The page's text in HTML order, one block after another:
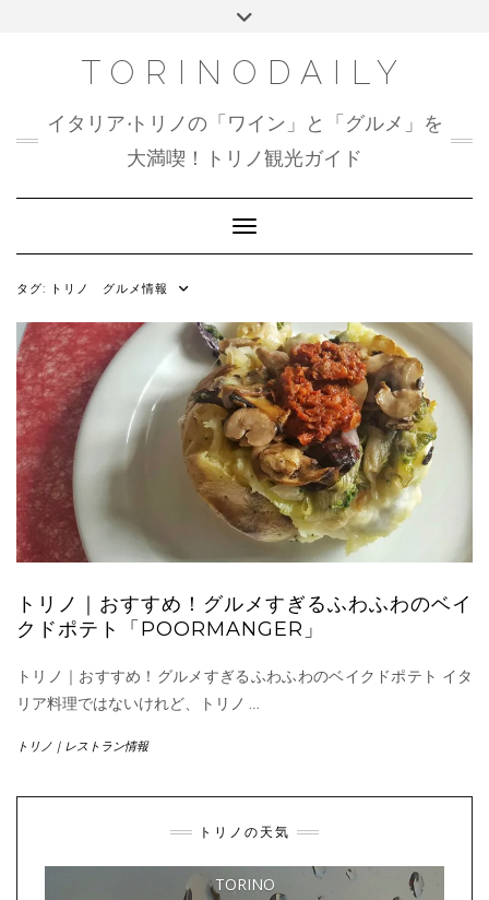
Toggle
TORINODAILY
イタリア•トリノの「ワイン」と「グルメ」を
大満喫！トリノ観光ガイド
Toggle Navigation
タグ: トリノ グルメ情報
トリノ｜おすすめ！グルメすぎるふわふわのベイ
クドポテト「POORMANGER」
トリノ｜おすすめ！グルメすぎるふわふわのベイクドポテト イタ
リア料理ではないけれど、トリノ …
トリノ｜レストラン情報
トリノの天気
TORINO